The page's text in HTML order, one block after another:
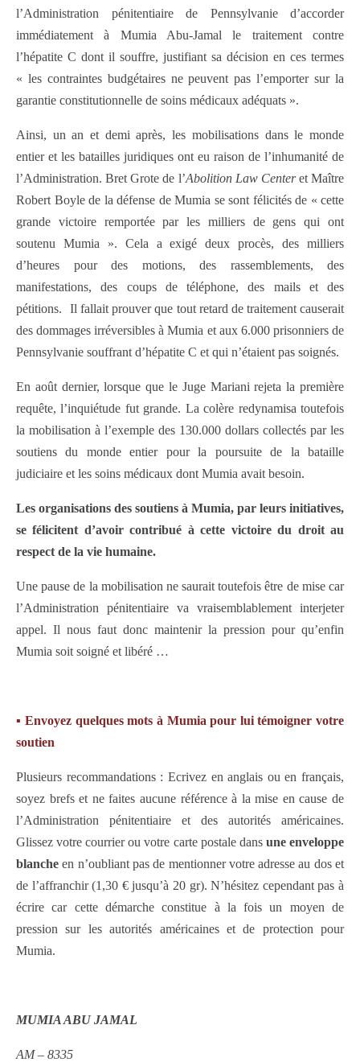
l’Administration pénitentiaire de Pennsylvanie d’accorder
immédiatement à Mumia Abu-Jamal le traitement contre
l’hépatite C dont il souffre, justifiant sa décision en ces termes
« les contraintes budgétaires ne peuvent pas l’emporter sur la
garantie constitutionnelle de soins médicaux adéquats ».
Ainsi, un an et demi après, les mobilisations dans le monde
entier et les batailles juridiques ont eu raison de l’inhumanité de
l’Administration. Bret Grote de l’Abolition Law Centeret Maître
Robert Boyle de la défense de Mumia se sont félicités de « cette
grande victoire remportée par les milliers de gens qui ont
soutenu Mumia ». Cela a exigé deux procès, des milliers
d’heures pour des motions, des rassemblements, des
manifestations, des coups de téléphone, des mails et des
pétitions. Il fallait prouver que tout retard de traitement causerait
des dommages irréversibles à Mumia et aux 6.000 prisonniers de
Pennsylvanie souffrant d’hépatite C et qui n’étaient pas soignés.
En août dernier, lorsque que le Juge Mariani rejeta la première
requête, l’inquiétude fut grande. La colère redynamisa toutefois
la mobilisation à l’exemple des 130.000 dollars collectés par les
soutiens du monde entier pour la poursuite de la bataille
judiciaire et les soins médicaux dont Mumia avait besoin.
Les organisations des soutiens à Mumia, par leurs initiatives,
se félicitent d’avoir contribué à cette victoire du droit au
respect de la vie humaine.
Une pause de la mobilisation ne saurait toutefois être de mise car
l’Administration pénitentiaire va vraisemblablement interjeter
appel. Il nous faut donc maintenir la pression pour qu’enfin
Mumia soit soigné et libéré …
▪Envoyez quelques mots à Mumia pour lui témoigner votre
soutien
Plusieurs recommandations : Ecrivez en anglais ou en français,
soyez brefs et ne faites aucune référence à la mise en cause de
l’Administration pénitentiaire et des autorités américaines.
Glissez votre courrier ou votre carte postale dansune enveloppe
blanche en n’oubliant pas de mentionner votre adresse au dos et
de l’affranchir (1,30 € jusqu’à 20 gr). N’hésitez cependant pas à
écrire car cette démarche constitue à la fois un moyen de
pression sur les autorités américaines et de protection pour
Mumia.
MUMIA ABU JAMAL
AM – 8335